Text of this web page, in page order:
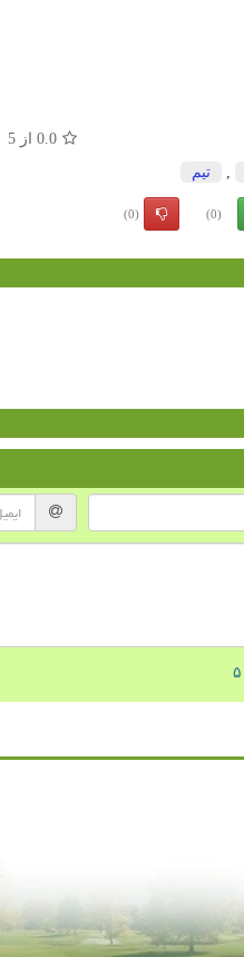
0.0 از5
, تیم
(0)
(0)